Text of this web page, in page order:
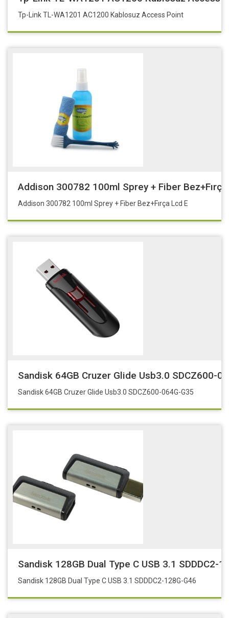
Tp-Link TL-WA1201 AC1200 Kablosuz Access Point
Addison 300782 100ml Sprey + Fiber Bez+Fırça
Addison 300782 100ml Sprey + Fiber Bez+Fırça Lcd E
Sandisk 64GB Cruzer Glide Usb3.0 SDCZ600-
Sandisk 64GB Cruzer Glide Usb3.0 SDCZ600-064G-G35
Sandisk 128GB Dual Type C USB 3.1 SDDDC2-
Sandisk 128GB Dual Type C USB 3.1 SDDDC2-128G-G46